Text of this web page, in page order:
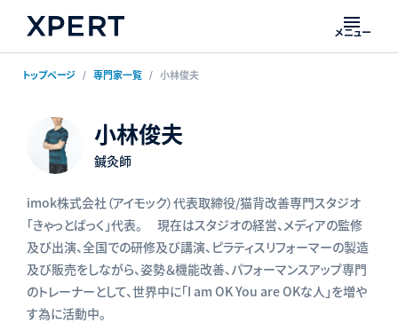
メニュー
トップページ 専門家一覧 小林俊夫
小林俊夫
鍼灸師
imok株式会社（アイモック）代表取締役/猫背改善専門スタジオ
「きゃっとばっく」代表。 現在はスタジオの経営、メディアの監修
及び出演、全国での研修及び講演、ピラティスリフォーマーの製造
及び販売をしながら、姿勢＆機能改善、パフォーマンスアップ専門
のトレーナーとして、世界中に「I am OK You are OKな人」を増や
す為に活動中。